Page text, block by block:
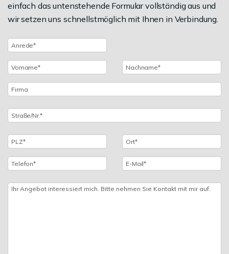
einfach das untenstehende Formular vollständig aus und
wir setzen uns schnellstmöglich mit Ihnen in Verbindung.